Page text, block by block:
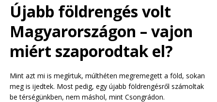
Újabb földrengés volt
Magyarországon – vajon
miért szaporodtak el?
Mint azt mi is megírtuk, múlthéten megremegett a föld, sokan
meg is ijedtek. Most pedig, egy újabb földrengésről számoltak
be térségünkben, nem máshol, mint Csongrádon.